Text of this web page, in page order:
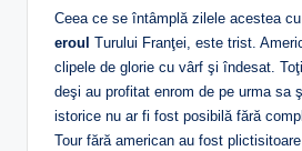
Ceea ce se întâmplă zilele acestea
eroul Turului Franţei, este trist.
clipele de glorie cu vârf şi îndesat.
deşi au profitat enrom de pe urma sa
istorice nu ar fi fost posibilă fără
Tour fără american au fost